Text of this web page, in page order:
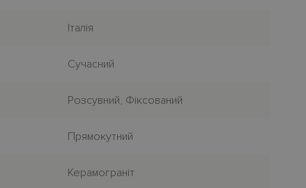
Італія
Сучасний
Розсувний, Фіксований
Прямокутний
Керамограніт